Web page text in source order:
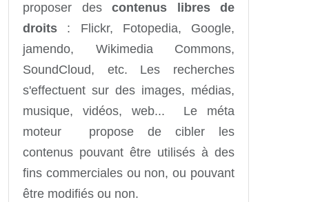
proposer des contenus libres de
droits : Flickr, Fotopedia, Google,
jamendo, Wikimedia Commons,
SoundCloud, etc. Les recherches
s'effectuent sur des images, médias,
musique, vidéos, web... Le méta
moteur propose de cibler les
contenus pouvant être utilisés à des
fins commerciales ou non, ou pouvant
être modifiés ou non.